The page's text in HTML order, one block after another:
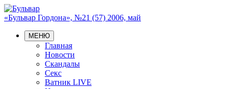
«Бульвар Гордона», №21 (57) 2006, май
МЕНЮ
Главная
Новости
Скандалы
Секс
Ватник LIVE